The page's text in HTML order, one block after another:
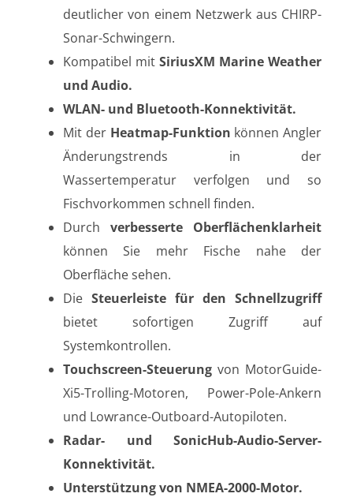
deutlicher von einem Netzwerk aus CHIRP-
Sonar-Schwingern.
Kompatibel mit SiriusXM Marine Weather
und Audio.
WLAN- und Bluetooth-Konnektivität.
Mit der Heatmap-Funktion können Angler
Änderungstrends in der
Wassertemperatur verfolgen und so
Fischvorkommen schnell finden.
Durch verbesserte Oberflächenklarheit
können Sie mehr Fische nahe der
Oberfläche sehen.
Die Steuerleiste für den Schnellzugriff
bietet sofortigen Zugriff auf
Systemkontrollen.
Touchscreen-Steuerung von MotorGuide-
Xi5-Trolling-Motoren, Power-Pole-Ankern
und Lowrance-Outboard-Autopiloten.
Radar- und SonicHub-Audio-Server-
Konnektivität.
Unterstützung von NMEA-2000-Motor.